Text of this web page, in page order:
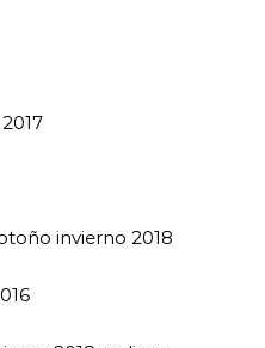
invierno 2018